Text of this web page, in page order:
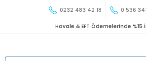
0232 483 42 18 0 536
Havale & EFT Ödemelerinde %15